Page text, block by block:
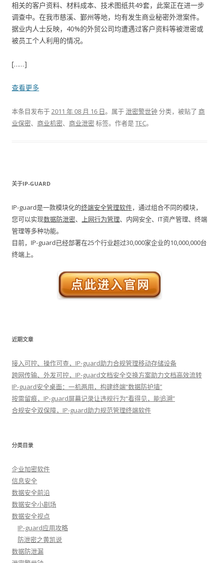
相关的客户资料、材料成本、技术图纸共49套，此案正在进一步
调查中。在我市慈溪、鄞州等地，均有发生商业秘密外泄案件。
据业内人士反映，40%的外贸公司均遭遇过客户资料等被泄密或
被员工个人利用的情况。
[……]
查看更多
本条目发布于2011 年 08 月 16 日。属于泄密警世钟 分类，被贴了 商
业保密、 商业机密、 商业泄密标签。 作者是TEC。
关于IP-GUARD
IP-guard是一款模块化的终端安全管理软件，通过组合不同的模块，
您可以实现数据防泄密、 上网行为管理、内网安全、IT资产管理、终端
管理等多种功能。
目前，IP-guard已经部署在25个行业超过30,000家企业的10,000,000台
终端上。
近期文章
接入可控、操作可查，IP-guard助力合规管理移动存储设备
跨网传输、外发可控，IP-guard文档安全交换方案助力文档高效流转
IP-guard安全桌面：一机两用，构建终端“数据防护墙”
按需留痕，IP-guard屏幕记录让违规行为“看得见，能追溯”
合规安全双保障，IP-guard助力规范管理终端软件
分类目录
企业加密软件
信息安全
数据安全前沿
数据安全小剧场
数据安全视点
IP-guard应用攻略
防泄密之黄凯说
数据防泄漏